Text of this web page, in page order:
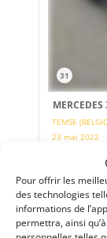
Pour offrir les
des technologies
informations de
permettra, ainsi
31
TEMSE
23 mai 2022
Vends
concours.
2010-2011.
Metallic
Vendu par :